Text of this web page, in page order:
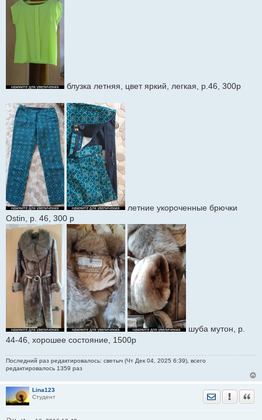
блузка летняя, цвет яркий, легкая, р.46, 300р
летние укороченные брючки
Ostin, р. 46, 300 р
шуба мутон, р.
44-46, хорошее состояние, 1500р
Последний раз редактировалось: светыч (Чт Дек 04, 2025 6:39), всего
редактировалось 1359 раз
Lina123
Студент
Отправить